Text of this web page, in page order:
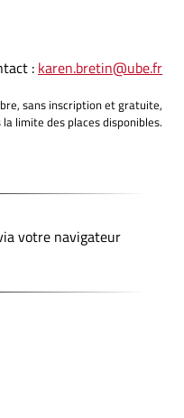
: karen.bretin@ube.fr
sans inscription et gratuite,
la limite des places disponibles.
votre navigateur